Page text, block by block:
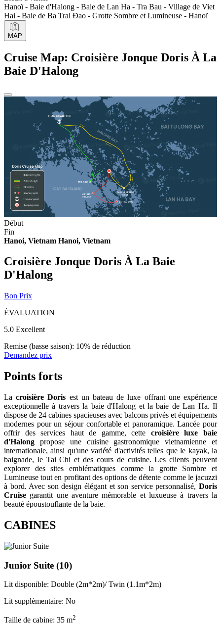
Hanoï - Baie d'Halong - Baie de Lan Ha - Tra Bau - Village de Viet
Hai - Baie de Ba Trai Đao - Grotte Sombre et Lumineuse - Hanoï
MAP
Cruise Map: Croisière Jonque Doris À La
Baie D'Halong
Début
Fin
Hanoi, Vietnam Hanoi, Vietnam
Croisière Jonque Doris À La Baie
D'Halong
Bon Prix
ÉVALUATION
5.0 Excellent
Remise (basse saison): 10% de réduction
Demandez prix
Points forts
Lacroisière Doris est un bateau de luxe offrant une expérience
exceptionnelle à travers la baie d'Halong et la baie de Lan Ha. Il
dispose de 24 cabines spacieuses avec balcons privés et équipements
modernes pour un séjour confortable et panoramique. Lancée pour
offrir des services haut de gamme, cette croisière luxe baie
d'Halong propose une cuisine gastronomique vietnamienne et
internationale, ainsi qu'une variété d'activités telles que le kayak, la
baignade, le Tai Chi et des cours de cuisine. Les clients peuvent
explorer des sites emblématiques comme la grotte Sombre et
Lumineuse tout en profitant des options de détente comme le jacuzzi
à bord. Avec son design élégant et son service personnalisé, Doris
Cruise garantit une aventure mémorable et luxueuse à travers la
beauté époustouflante de la baie.
CABINES
Junior Suite (10)
Lit disponible: Double (2m*2m)/ Twin (1.1m*2m)
Lit supplémentaire: No
Taille de cabine: 35 m2